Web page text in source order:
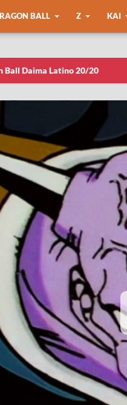
BALL Z KAI
Ball Daima Latino 20/20